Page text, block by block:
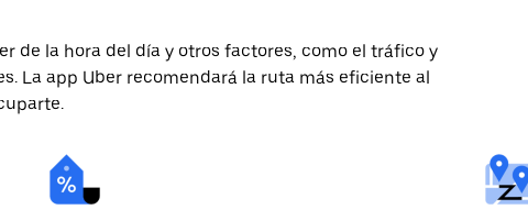
de la hora del día y otros factores, como el tráfico y
La app Uber recomendará la ruta más eficiente al